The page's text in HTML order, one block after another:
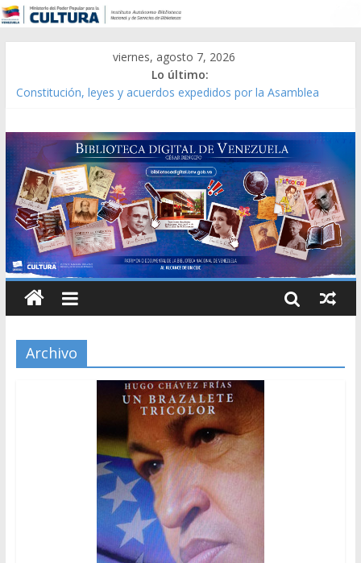
viernes, agosto 7, 2026
Lo último:
Constitución, leyes y acuerdos expedidos por la Asamblea
Modesta Bor Sánchez [material gráfico]
Gaceta Oficial de la República de Venezuela año CXXXIII Mes V,
Caracas 09 de marzo de 2006 N° 38.394
Catálogo temático de obras de Modesta Bor
Archivo